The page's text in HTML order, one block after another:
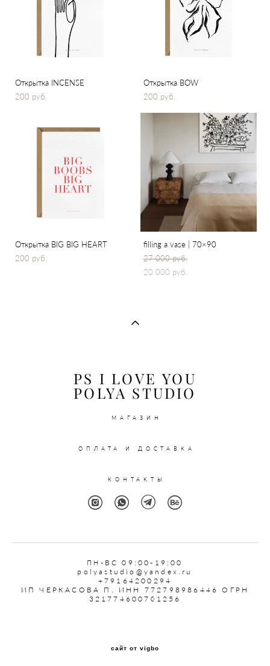
Открытка INCENSE
200 pуб.
Открытка BOW
200 pуб.
Открытка BIG BIG HEART
200 pуб.
filling a vase | 70×90
27 000 pуб.
20 000 pуб.
PS I LOVE YOU
POLYA STUDIO
МАГАЗИН
ОПЛАТА И ДОСТАВКА
КОНТАКТЫ
ПН -ВС 09:00-19:00
polyastudio@yandex.ru
+79164200294
ИП ЧЕРКАСОВА П. ИНН 772798986446 ОГРН
321774600701256
сайт от vigbo